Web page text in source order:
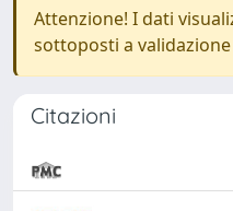
Attenzione! I dati
sottoposti a
Citazioni